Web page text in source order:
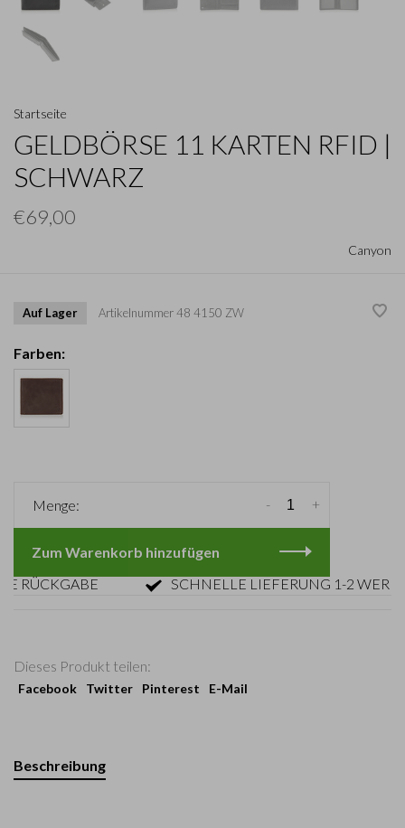
Startseite
GELDBÖRSE 11 KARTEN RFID |
SCHWARZ
€69,00
Canyon
Auf Lager Artikelnummer48 4150 ZW
Farben:
Menge: +
-
Zum Warenkorb hinzufügen
SCHNELLE LIEFERUNG 1-2 WERKTAGE
Dieses Produkt teilen:
Facebook Twitter Pinterest E-Mail
Beschreibung